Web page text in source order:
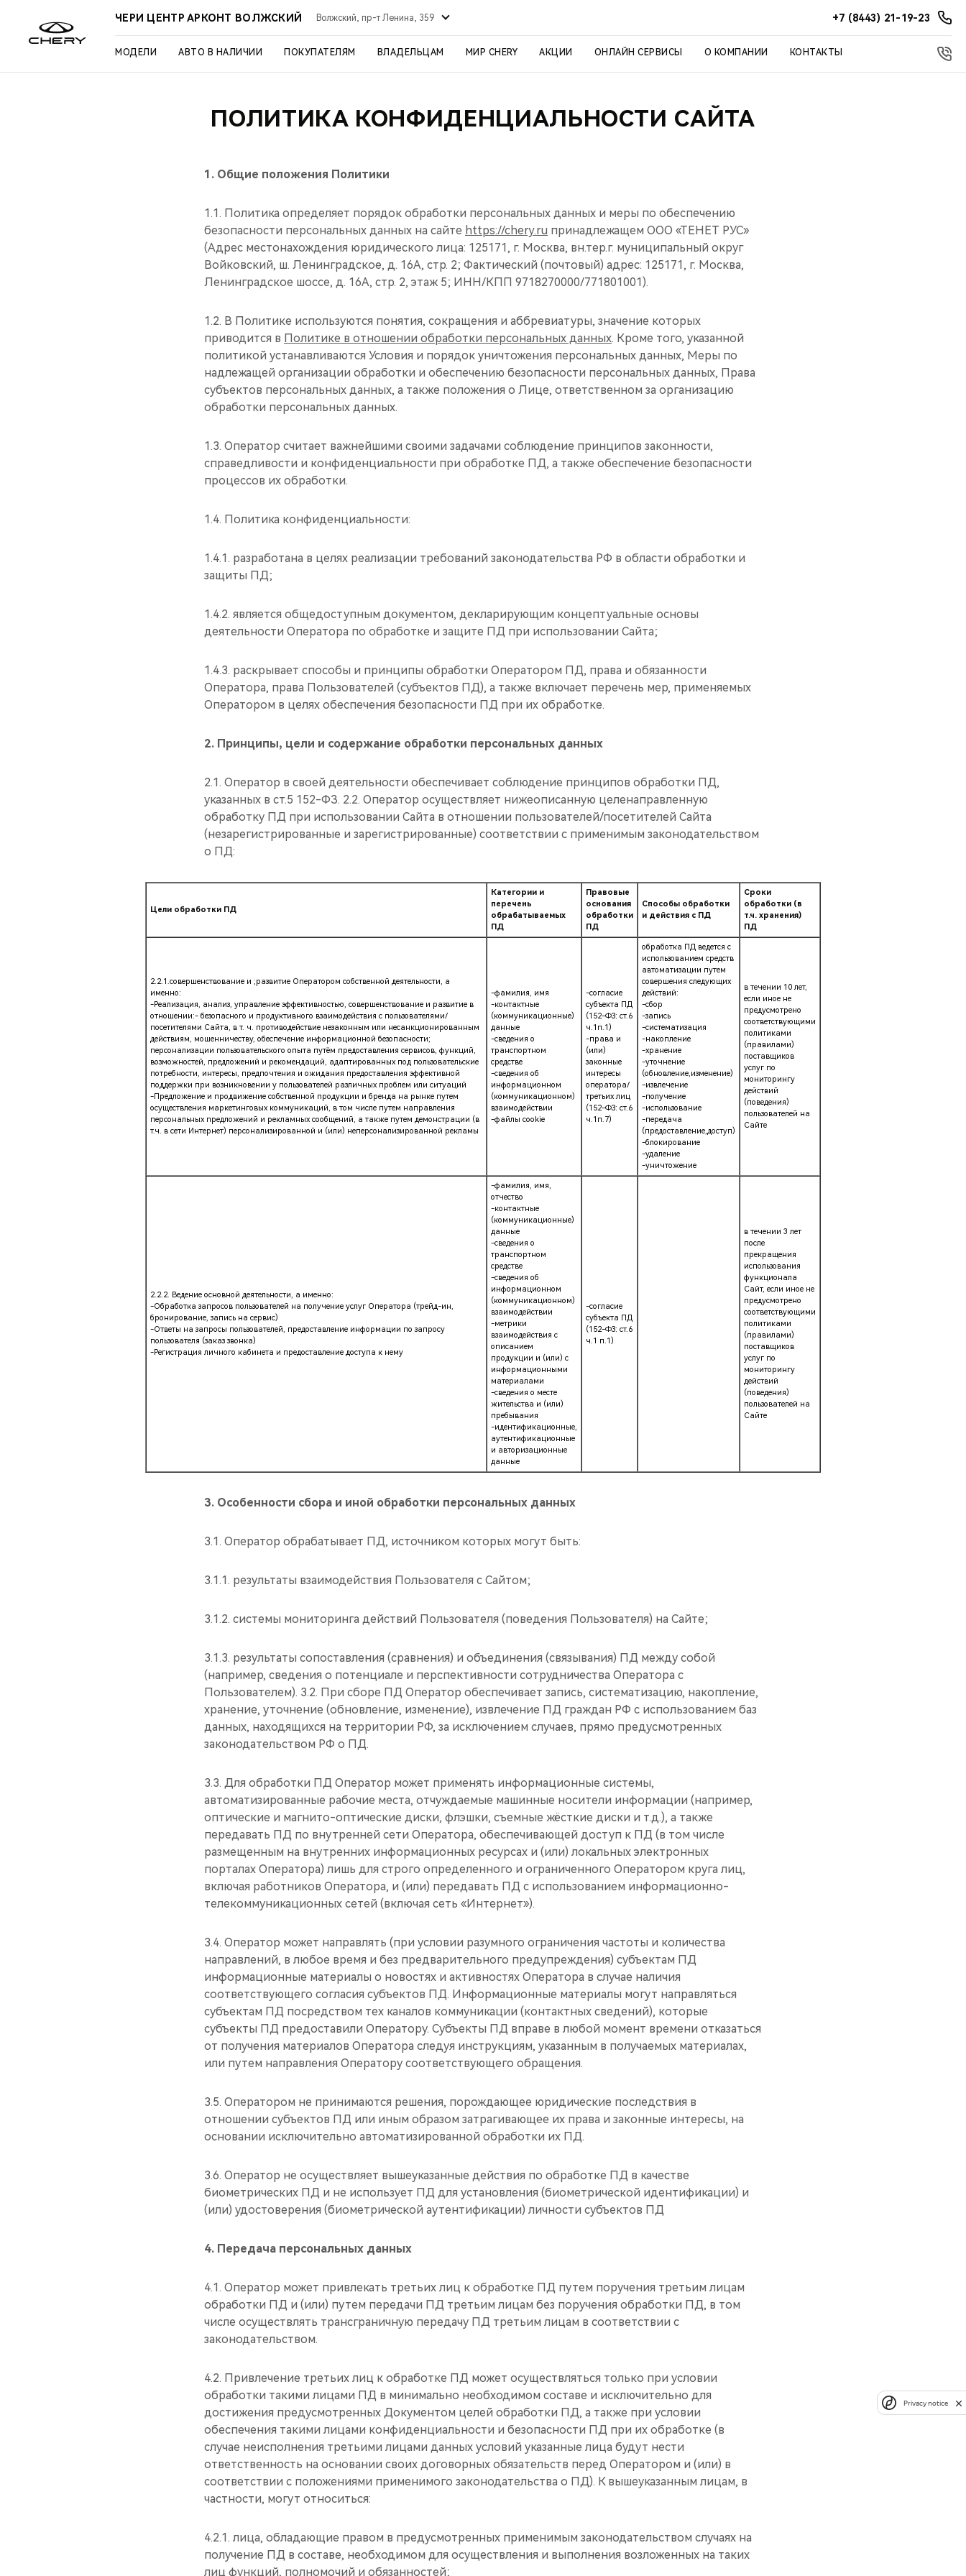
ЧЕРИ ЦЕНТР АРКОНТ ВОЛЖСКИЙ Волжский, пр-т Ленина, 359 +7 (8443) 21-19-23
МОДЕЛИ АВТО В НАЛИЧИИ ПОКУПАТЕЛЯМ ВЛАДЕЛЬЦАМ МИР CHERY АКЦИИ ОНЛАЙН СЕРВИСЫ О КОМПАНИИ КОНТАКТЫ
ПОЛИТИКА КОНФИДЕНЦИАЛЬНОСТИ САЙТА
1. Общие положения Политики
1.1. Политика определяет порядок обработки персональных данных и меры по обеспечению
безопасности персональных данных на сайте https://chery.ru принадлежащем ООО «ТЕНЕТ РУС»
(Адрес местонахождения юридического лица: 125171, г. Москва, вн.тер.г. муниципальный округ
Войковский, ш. Ленинградское, д. 16А, стр. 2; Фактический (почтовый) адрес: 125171, г. Москва,
Ленинградское шоссе, д. 16А, стр. 2, этаж 5; ИНН/КПП 9718270000/771801001).
1.2. В Политике используются понятия, сокращения и аббревиатуры, значение которых
приводится в Политике в отношении обработки персональных данных. Кроме того, указанной
политикой устанавливаются Условия и порядок уничтожения персональных данных, Меры по
надлежащей организации обработки и обеспечению безопасности персональных данных, Права
субъектов персональных данных, а также положения о Лице, ответственном за организацию
обработки персональных данных.
1.3. Оператор считает важнейшими своими задачами соблюдение принципов законности,
справедливости и конфиденциальности при обработке ПД, а также обеспечение безопасности
процессов их обработки.
1.4. Политика конфиденциальности:
1.4.1. разработана в целях реализации требований законодательства РФ в области обработки и
защиты ПД;
1.4.2. является общедоступным документом, декларирующим концептуальные основы
деятельности Оператора по обработке и защите ПД при использовании Сайта;
1.4.3. раскрывает способы и принципы обработки Оператором ПД, права и обязанности
Оператора, права Пользователей (субъектов ПД), а также включает перечень мер, применяемых
Оператором в целях обеспечения безопасности ПД при их обработке.
2. Принципы, цели и содержание обработки персональных данных
2.1. Оператор в своей деятельности обеспечивает соблюдение принципов обработки ПД,
указанных в ст.5 152-ФЗ. 2.2. Оператор осуществляет нижеописанную целенаправленную
обработку ПД при использовании Сайта в отношении пользователей/посетителей Сайта
(незарегистрированные и зарегистрированные) соответствии с применимым законодательством
о ПД:
Цели обработки ПД
Категории и
перечень
обрабатываемых
ПД
Правовые
основания
обработки
ПД
Способы обработки
и действия с ПД
Сроки
обработки (в
т.ч. хранения)
ПД
2.2.1.совершенствование и ;развитие Оператором собственной деятельности, а
именно:
-Реализация, анализ, управление эффективностью, совершенствование и развитие в
отношении:- безопасного и продуктивного взаимодействия с пользователями/
посетителями Сайта, в т. ч. противодействие незаконным или несанкционированным
действиям, мошенничеству, обеспечение информационной безопасности;
персонализации пользовательского опыта путём предоставления сервисов, функций,
возможностей, предложений и рекомендаций, адаптированных под пользовательские
потребности, интересы, предпочтения и ожидания предоставления эффективной
поддержки при возникновении у пользователей различных проблем или ситуаций
-Предложение и продвижение собственной продукции и бренда на рынке путем
осуществления маркетинговых коммуникаций, в том числе путем направления
персональных предложений и рекламных сообщений, а также путем демонстрации (в
т.ч. в сети Интернет) персонализированной и (или) неперсонализированной рекламы
-фамилия, имя
-контактные
(коммуникационные)
данные
-сведения о
транспортном
средстве
-сведения об
информационном
(коммуникационном)
взаимодействии
-файлы cookie
-согласие
субъекта ПД
(152-ФЗ: ст.6
ч.1п.1)
-права и
(или)
законные
интересы
оператора/
третьих лиц
(152-ФЗ: ст.6
ч.1п.7)
обработка ПД ведется с
использованием средств
автоматизации путем
совершения следующих
действий:
-сбор
-запись
-систематизация
-накопление
-хранение
-уточнение
(обновление,изменение)
-извлечение
-получение
-использование
-передача
(предоставление,доступ)
-блокирование
-удаление
-уничтожение
в течении 10 лет,
если иное не
предусмотрено
соответствующими
политиками
(правилами)
поставщиков
услуг по
мониторингу
действий
(поведения)
пользователей на
Сайте
2.2.2. Ведение основной деятельности, а именно:
-Обработка запросов пользователей на получение услуг Оператора (трейд-ин,
бронирование, запись на сервис)
-Ответы на запросы пользователей, предоставление информации по запросу
пользователя (заказ звонка)
-Регистрация личного кабинета и предоставление доступа к нему
-фамилия, имя,
отчество
-контактные
(коммуникационные)
данные
-сведения о
транспортном
средстве
-сведения об
информационном
(коммуникационном)
взаимодействии
-метрики
взаимодействия с
описанием
продукции и (или) с
информационными
материалами
-сведения о месте
жительства и (или)
пребывания
-идентификационные,
аутентификационные
и авторизационные
данные
-согласие
субъекта ПД
(152-ФЗ: ст.6
ч.1 п.1)
в течении 3 лет
после
прекращения
использования
функционала
Сайт, если иное не
предусмотрено
соответствующими
политиками
(правилами)
поставщиков
услуг по
мониторингу
действий
(поведения)
пользователей на
Сайте
3. Особенности сбора и иной обработки персональных данных
3.1. Оператор обрабатывает ПД, источником которых могут быть:
3.1.1. результаты взаимодействия Пользователя с Сайтом;
3.1.2. системы мониторинга действий Пользователя (поведения Пользователя) на Сайте;
3.1.3. результаты сопоставления (сравнения) и объединения (связывания) ПД между собой
(например, сведения о потенциале и перспективности сотрудничества Оператора с
Пользователем). 3.2. При сборе ПД Оператор обеспечивает запись, систематизацию, накопление,
хранение, уточнение (обновление, изменение), извлечение ПД граждан РФ с использованием баз
данных, находящихся на территории РФ, за исключением случаев, прямо предусмотренных
законодательством РФ о ПД.
3.3. Для обработки ПД Оператор может применять информационные системы,
автоматизированные рабочие места, отчуждаемые машинные носители информации (например,
оптические и магнито-оптические диски, флэшки, съемные жёсткие диски и т.д.), а также
передавать ПД по внутренней сети Оператора, обеспечивающей доступ к ПД (в том числе
размещенным на внутренних информационных ресурсах и (или) локальных электронных
порталах Оператора) лишь для строго определенного и ограниченного Оператором круга лиц,
включая работников Оператора, и (или) передавать ПД с использованием информационно-
телекоммуникационных сетей (включая сеть «Интернет»).
3.4. Оператор может направлять (при условии разумного ограничения частоты и количества
направлений, в любое время и без предварительного предупреждения) субъектам ПД
информационные материалы о новостях и активностях Оператора в случае наличия
соответствующего согласия субъектов ПД. Информационные материалы могут направляться
субъектам ПД посредством тех каналов коммуникации (контактных сведений), которые
субъекты ПД предоставили Оператору. Субъекты ПД вправе в любой момент времени отказаться
от получения материалов Оператора следуя инструкциям, указанным в получаемых материалах,
или путем направления Оператору соответствующего обращения.
3.5. Оператором не принимаются решения, порождающее юридические последствия в
отношении субъектов ПД или иным образом затрагивающее их права и законные интересы, на
основании исключительно автоматизированной обработки их ПД.
3.6. Оператор не осуществляет вышеуказанные действия по обработке ПД в качестве
биометрических ПД и не использует ПД для установления (биометрической идентификации) и
(или) удостоверения (биометрической аутентификации) личности субъектов ПД
4. Передача персональных данных
4.1. Оператор может привлекать третьих лиц к обработке ПД путем поручения третьим лицам
обработки ПД и (или) путем передачи ПД третьим лицам без поручения обработки ПД, в том
числе осуществлять трансграничную передачу ПД третьим лицам в соответствии с
законодательством.
4.2. Привлечение третьих лиц к обработке ПД может осуществляться только при условии
обработки такими лицами ПД в минимально необходимом составе и исключительно для
достижения предусмотренных Документом целей обработки ПД, а также при условии
обеспечения такими лицами конфиденциальности и безопасности ПД при их обработке (в
случае неисполнения третьими лицами данных условий указанные лица будут нести
ответственность на основании своих договорных обязательств перед Оператором и (или) в
соответствии с положениями применимого законодательства о ПД). К вышеуказанным лицам, в
частности, могут относиться:
4.2.1. лица, обладающие правом в предусмотренных применимым законодательством случаях на
получение ПД в составе, необходимом для осуществления и выполнения возложенных на таких
лиц функций, полномочий и обязанностей;
Privacy notice